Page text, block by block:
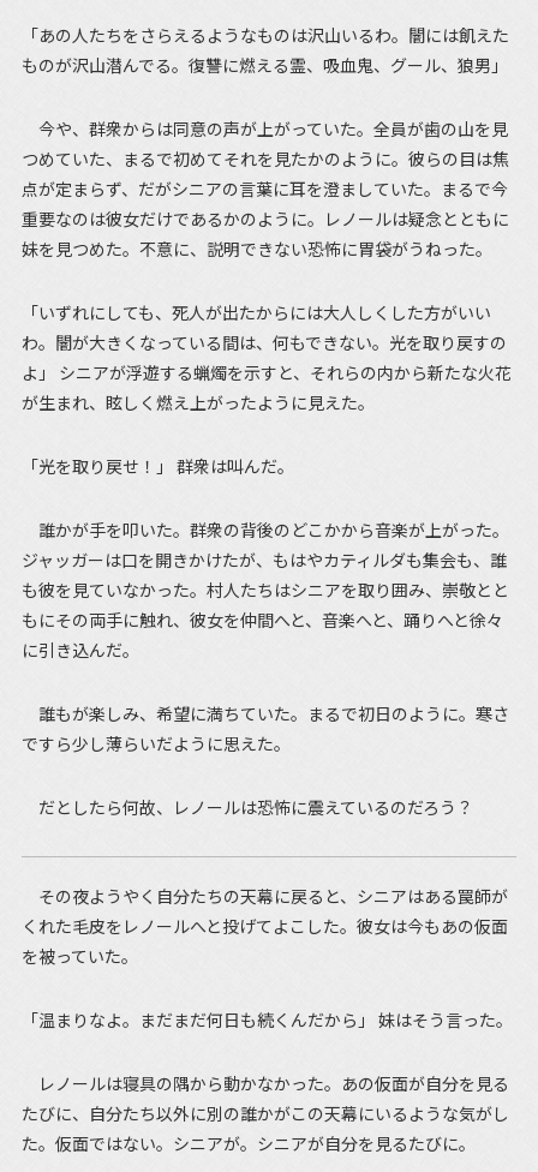
「あの人たちをさらえるようなものは沢山いるわ。闇には飢えた
ものが沢山潜んでる。復讐に燃える霊、吸血鬼、グール、狼男」
今や、群衆からは同意の声が上がっていた。全員が歯の山を見
つめていた、まるで初めてそれを見たかのように。彼らの目は焦
点が定まらず、だがシニアの言葉に耳を澄ましていた。まるで今
重要なのは彼女だけであるかのように。レノールは疑念とともに
妹を見つめた。不意に、説明できない恐怖に胃袋がうねった。
「いずれにしても、死人が出たからには大人しくした方がいい
わ。闇が大きくなっている間は、何もできない。光を取り戻すの
よ」 シニアが浮遊する蝋燭を示すと、それらの内から新たな火花
が生まれ、眩しく燃え上がったように見えた。
「光を取り戻せ！」 群衆は叫んだ。
誰かが手を叩いた。群衆の背後のどこかから音楽が上がった。
ジャッガーは口を開きかけたが、もはやカティルダも集会も、誰
も彼を見ていなかった。村人たちはシニアを取り囲み、崇敬とと
もにその両手に触れ、彼女を仲間へと、音楽へと、踊りへと徐々
に引き込んだ。
誰もが楽しみ、希望に満ちていた。まるで初日のように。寒さ
ですら少し薄らいだように思えた。
だとしたら何故、レノールは恐怖に震えているのだろう？
その夜ようやく自分たちの天幕に戻ると、シニアはある罠師が
くれた毛皮をレノールへと投げてよこした。彼女は今もあの仮面
を被っていた。
「温まりなよ。まだまだ何日も続くんだから」 妹はそう言った。
レノールは寝具の隅から動かなかった。あの仮面が自分を見る
たびに、自分たち以外に別の誰かがこの天幕にいるような気がし
た。仮面ではない。シニアが。シニアが自分を見るたびに。